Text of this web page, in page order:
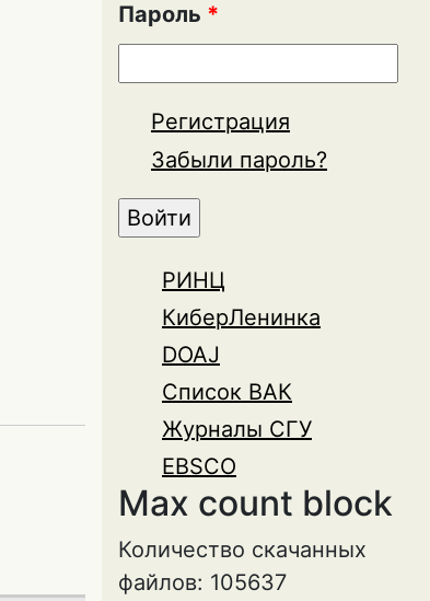
Пароль *
Регистрация
Забыли пароль?
РИНЦ
КиберЛенинка
DOAJ
Список ВАК
Журналы СГУ
EBSCO
Max count block
Количество скачанных
файлов: 105637